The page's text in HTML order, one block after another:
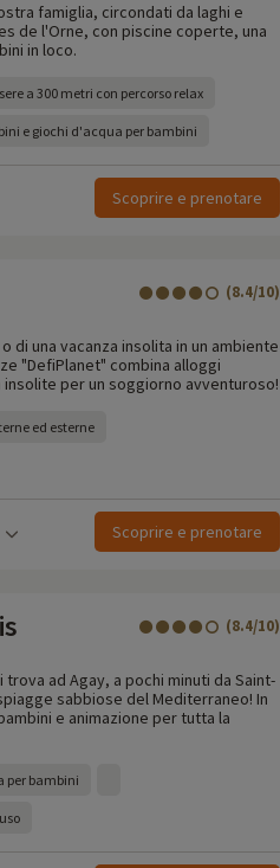
famiglia, circondati da laghi e
de l'Orne, con piscine coperte, una
in loco.
a 300 metri con percorso relax
e giochi d'acqua per bambini
Scoprire e prenotare
(8.4/10)
di una vacanza insolita in un ambiente
"DefiPlanet" combina alloggi
per un soggiorno avventuroso!
ed esterne
Scoprire e prenotare
(8.4/10)
trova ad Agay, a pochi minuti da Saint-
sabbiose del Mediterraneo! In
e animazione per tutta la
per bambini